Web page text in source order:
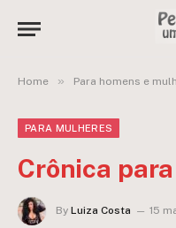
Home » Para homens e
PARA MULHERES
Crônica
By Luiza Costa 15